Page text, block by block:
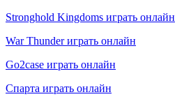
Stronghold Kingdoms играть онлайн
War Thunder играть онлайн
Go2case играть онлайн
Спарта играть онлайн